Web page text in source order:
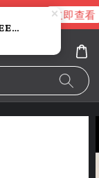
立即查看
Cortis - 正規二輯：GREENGREEN 【CORTIS BALL 版】（CD）